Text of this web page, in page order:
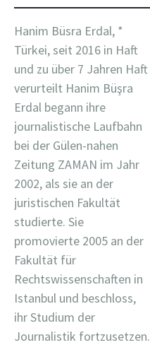
Hanim Büsra Erdal, *
Türkei, seit 2016 in Haft
und zu über 7 Jahren Haft
verurteilt Hanim Büşra
Erdal begann ihre
journalistische Laufbahn
bei der Gülen-nahen
Zeitung ZAMAN im Jahr
2002, als sie an der
juristischen Fakultät
studierte. Sie
promovierte 2005 an der
Fakultät für
Rechtswissenschaften in
Istanbul und beschloss,
ihr Studium der
Journalistik fortzusetzen.